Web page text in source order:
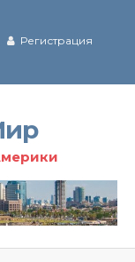
Регистрация